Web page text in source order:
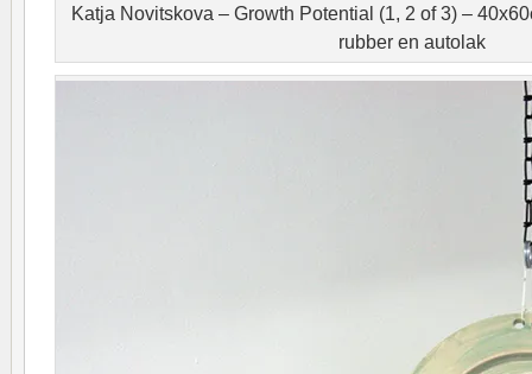
Katja Novitskova – Growth Potential (1, 2 of 3) –
rubber en autolak